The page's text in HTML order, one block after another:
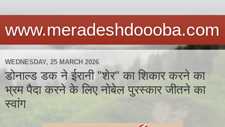
www.meradeshdoooba.com
WEDNESDAY, 25 MARCH 2026
डोनाल्ड डक ने ईरानी "शेर" का शिकार करने का
भ्रम पैदा करने के लिए नोबेल पुरस्कार जीतने का
स्वांग